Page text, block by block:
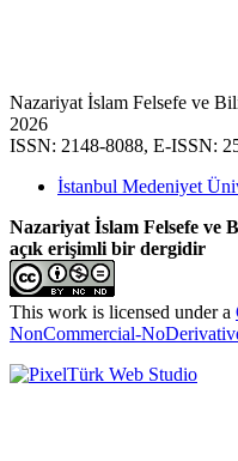
Nazariyat İslam Felsefe ve
2026
ISSN: 2148-8088, E-ISSN:
İstanbul Medeniyet
Nazariyat İslam Felsefe ve
açık erişimli bir dergidir
This work is licensed under a
NonCommercial-